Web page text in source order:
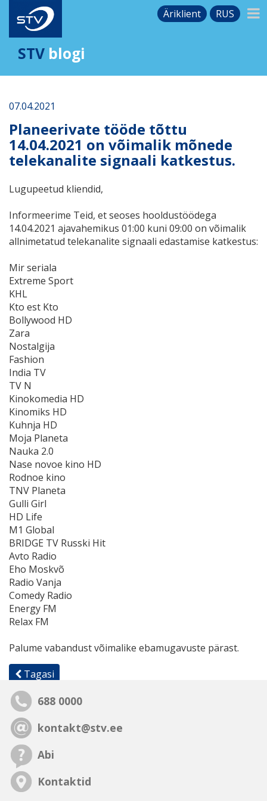
Äriklient RUS
STV blogi
07.04.2021
Planeerivate tööde tõttu
14.04.2021 on võimalik mõnede
telekanalite signaali katkestus.
Lugupeetud kliendid,
Informeerime Teid, et seoses hooldustöödega
14.04.2021 ajavahemikus 01:00 kuni 09:00 on võimalik
allnimetatud telekanalite signaali edastamise katkestus:
Mir seriala
Extreme Sport
KHL
Kto est Kto
Bollywood HD
Zara
Nostalgija
Fashion
India TV
TV N
Kinokomedia HD
Kinomiks HD
Kuhnja HD
Moja Planeta
Nauka 2.0
Nase novoe kino HD
Rodnoe kino
TNV Planeta
Gulli Girl
HD Life
M1 Global
BRIDGE TV Russki Hit
Avto Radio
Eho Moskvõ
Radio Vanja
Comedy Radio
Energy FM
Relax FM
Palume vabandust võimalike ebamugavuste pärast.
Tagasi
688 0000
kontakt@stv.ee
Abi
Kontaktid